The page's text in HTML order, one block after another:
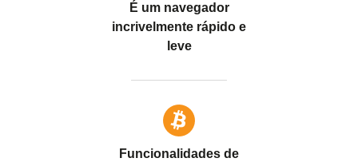
É um navegador
incrivelmente rápido e
leve
Funcionalidades de